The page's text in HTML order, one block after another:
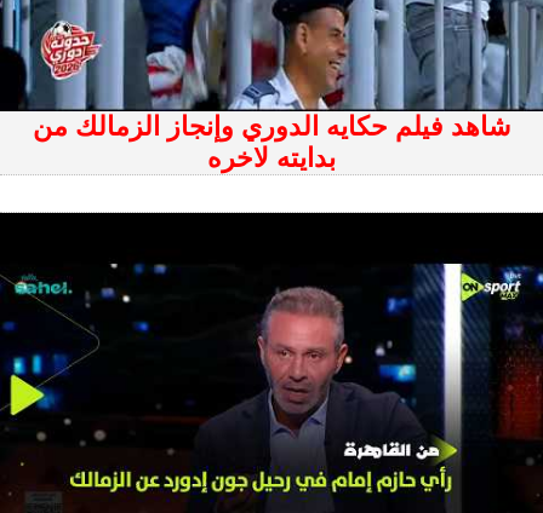
شاهد فيلم حكايه الدوري وإنجاز الزمالك من
بدايته لاخره